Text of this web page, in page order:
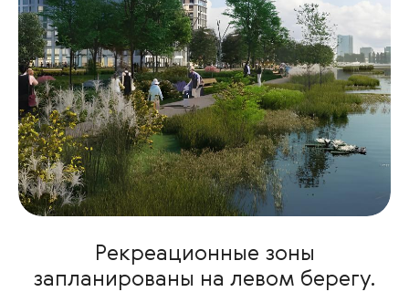
Рекреационные зоны
запланированы на левом берегу.